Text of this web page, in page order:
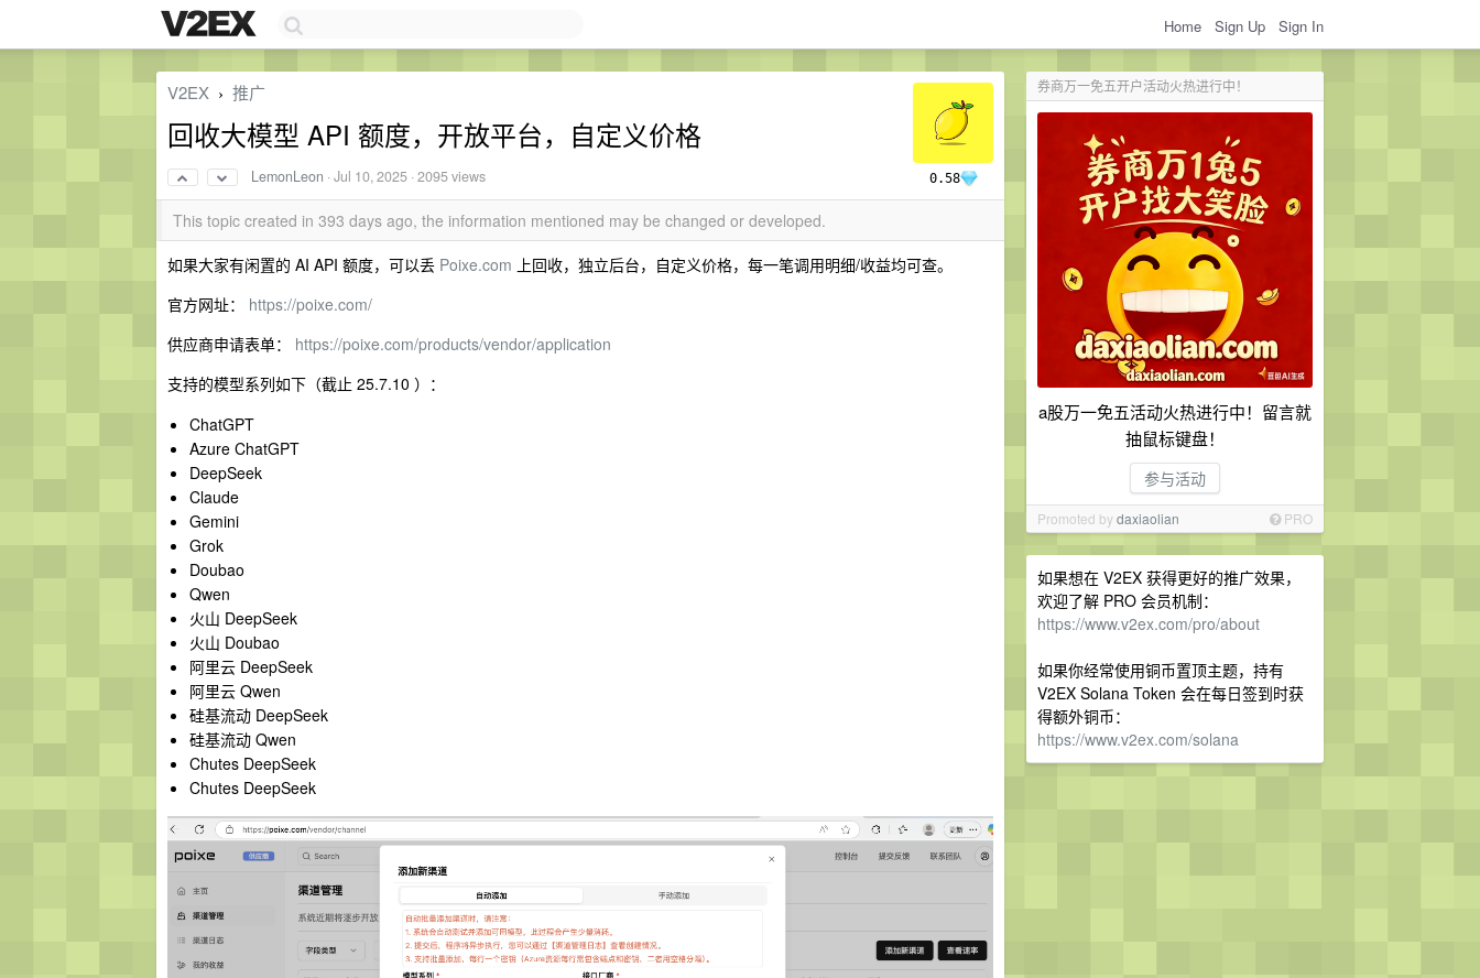
Home Sign Up Sign In
券商万一免五开户活动火热进行中！
a股万一免五活动火热进行中！留言就
抽鼠标键盘！
参与活动
Promoted bydaxiaolian PRO
如果想在 V2EX 获得更好的推广效果，
欢迎了解 PRO 会员机制：
https://www.v2ex.com/pro/about
如果你经常使用铜币置顶主题，持有
V2EX Solana Token 会在每日签到时获
得额外铜币：
https://www.v2ex.com/solana
0.58
V2EX › 推广
回收大模型 API 额度，开放平台，自定义价格
LemonLeon ·Jul 10, 2025 · 2095 views
This topic created in 393 days ago, the information mentioned may be changed or developed.
如果大家有闲置的 AI API 额度，可以丢 Poixe.com 上回收，独立后台，自定义价格，每一笔调用明细/收益均可查。
官方网址： https://poixe.com/
供应商申请表单： https://poixe.com/products/vendor/application
支持的模型系列如下（截止 25.7.10 ）：
ChatGPT
Azure ChatGPT
DeepSeek
Claude
Gemini
Grok
Doubao
Qwen
火山 DeepSeek
火山 Doubao
阿里云 DeepSeek
阿里云 Qwen
硅基流动 DeepSeek
硅基流动 Qwen
Chutes DeepSeek
Chutes DeepSeek